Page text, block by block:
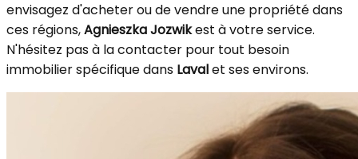
envisagez d'acheter ou de vendre une propriété dans
ces régions,Agnieszka Jozwikest à votre service.
N'hésitez pas à la contacter pour tout besoin
immobilier spécifique dans Lavalet ses environs.